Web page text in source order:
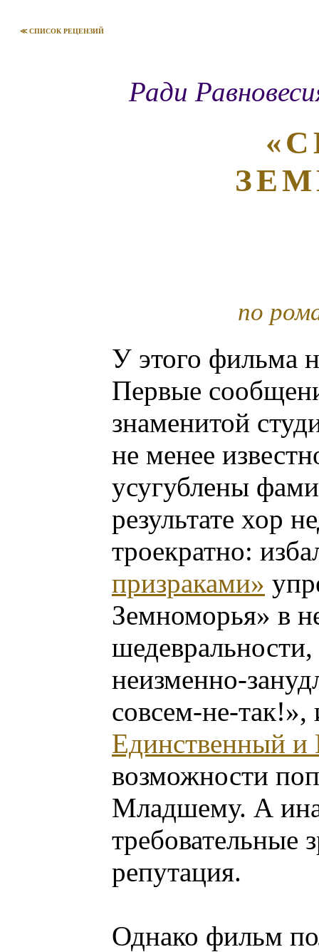
≪ СПИСОК РЕЦЕНЗИЙ
Ради
по
У этого фильма
Первые
знаменитой
не менее
усугублены
результате хор
троекратно:
призраками»
Земноморья» в
шедевральности,
неизменно-
совсем-не-
Единственный
возможности
Младшему. А
требовательные
репутация.
Однако фильм